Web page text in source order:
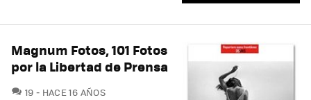
Magnum Fotos, 101 Fotos
por la Libertad de Prensa
19 COMENTARIOS
HACE 16 AÑOS